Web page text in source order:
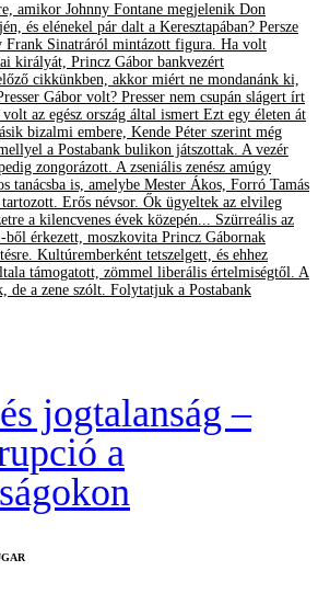
amikor Johnny Fontane megjelenik Don
és elénekel pár dalt a Keresztapában? Persze
Frank Sinatráról mintázott figura. Ha volt
királyát, Princz Gábor bankvezért
cikkünkben, akkor miért ne mondanánk ki,
Gábor volt? Presser nem csupán slágert írt
az egész ország által ismert Ezt egy életen át
bizalmi embere, Kende Péter szerint még
a Postabank bulikon játszottak. A vezér
zongorázott. A zseniális zenész amúgy
tanácsba is, amelybe Mester Ákos, Forró Tamás
Erős névsor. Ők ügyeltek az elvileg
a kilencvenes évek közepén... Szürreális az
ből érkezett, moszkovita Princz Gábornak
Kultúremberként tetszelgett, és ehhez
támogatott, zömmel liberális értelmiségtől. A
de a zene szólt. Folytatjuk a Postabank
jogtalanság –
a